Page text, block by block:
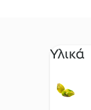
Υλικά